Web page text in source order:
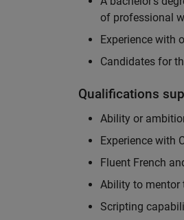
of professional
Experience with
Candidates for
Qualifications
Ability or
Experience with
Fluent French
Ability to mentor
Scripting